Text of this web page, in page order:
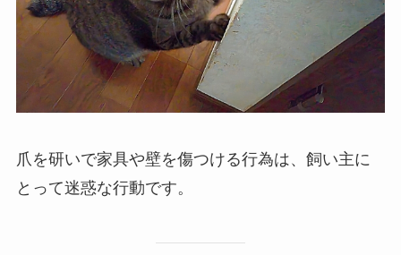
爪を研いで家具や壁を傷つける行為は、飼い主に
とって迷惑な行動です。